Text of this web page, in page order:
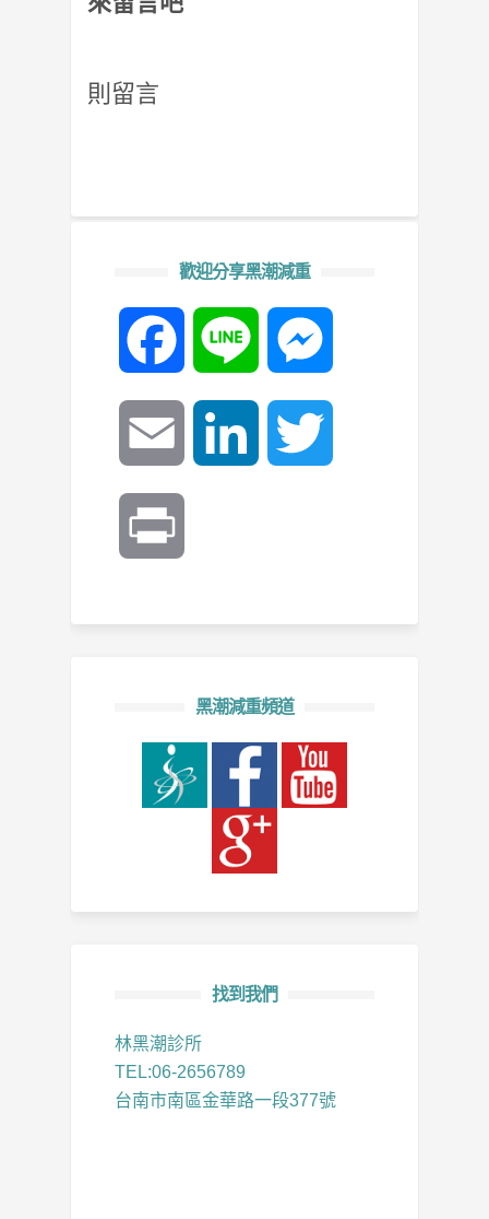
則留言
歡迎分享黑潮減重
Facebook Line
Email LinkedIn
黑潮減重頻道
找到我們
林黑潮診所
TEL:06-2656789
台南市南區金華路一段377號